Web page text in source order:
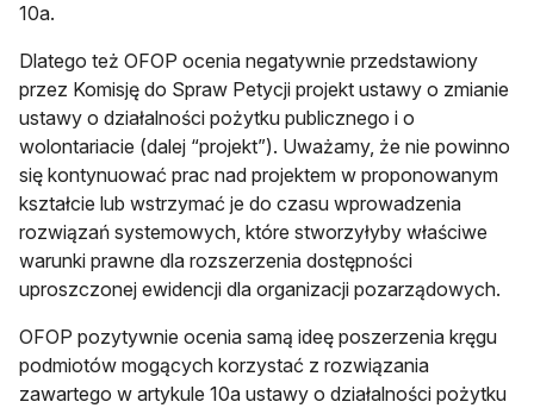
10a.
Dlatego też OFOP ocenia negatywnie przedstawiony
przez Komisję do Spraw Petycji projekt ustawy o zmianie
ustawy o działalności pożytku publicznego i o
wolontariacie (dalej “projekt”). Uważamy, że nie powinno
się kontynuować prac nad projektem w proponowanym
kształcie lub wstrzymać je do czasu wprowadzenia
rozwiązań systemowych, które stworzyłyby właściwe
warunki prawne dla rozszerzenia dostępności
uproszczonej ewidencji dla organizacji pozarządowych.
OFOP pozytywnie ocenia samą ideę poszerzenia kręgu
podmiotów mogących korzystać z rozwiązania
zawartego w artykule 10a ustawy o działalności pożytku